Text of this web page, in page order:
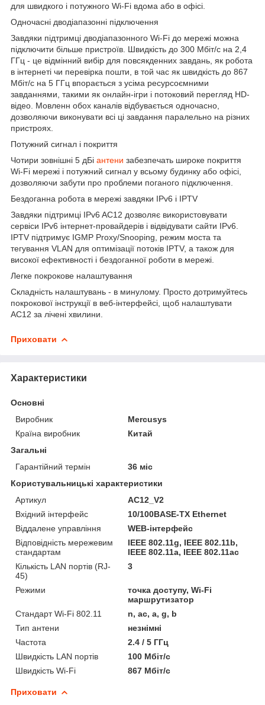
для швидкого і потужного Wi-Fi вдома або в офісі.
Одночасні дводіапазонні підключення
Завдяки підтримці дводіапазонного Wi-Fi до мережі можна
підключити більше пристроїв. Швидкість до 300 Мбіт/с на 2,4
ГГц - це відмінний вибір для повсякденних завдань, як робота
в інтернеті чи перевірка пошти, в той час як швидкість до 867
Мбіт/с на 5 ГГц впорається з усіма ресурсоємними
завданнями, такими як онлайн-ігри і потоковий перегляд HD-
відео. Мовленн обох каналів відбувається одночасно,
дозволяючи виконувати всі ці завдання паралельно на різних
пристроях.
Потужний сигнал і покриття
Чотири зовнішні 5 дБі антени забезпечать широке покриття
Wi-Fi мережі і потужний сигнал у всьому будинку або офісі,
дозволяючи забути про проблеми поганого підключення.
Бездоганна робота в мережі завдяки IPv6 і IPTV
Завдяки підтримці IPv6 AC12 дозволяє використовувати
сервіси IPv6 інтернет-провайдерів і відвідувати сайти IPv6.
IPTV підтримує IGMP Proxy/Snooping, режим моста та
тегування VLAN для оптимізації потоків IPTV, а також для
високої ефективності і бездоганної роботи в мережі.
Легке покрокове налаштування
Складність налаштувань - в минулому. Просто дотримуйтесь
покрокової інструкції в веб-інтерфейсі, щоб налаштувати
AC12 за лічені хвилини.
Приховати
Характеристики
Основні
Виробник
Mercusys
Країна виробник
Китай
Загальні
Гарантійний термін
36 міс
Користувальницькі характеристики
Артикул
AC12_V2
Вхідний інтерфейс
10/100BASE-TX Ethernet
Віддалене управління
WEB-інтерфейс
Відповідність мережевим
стандартам
IEEE 802.11g, IEEE 802.11b,
IEEE 802.11a, IEEE 802.11ac
Кількість LAN портів (RJ-
45)
3
Режими
точка доступу, Wi-Fi
маршрутизатор
Стандарт Wi-Fi 802.11
n, ac, a, g, b
Тип антени
незнімні
Частота
2.4 / 5 ГГц
Швидкість LAN портів
100 Мбіт/с
Швидкість Wi-Fi
867 Мбіт/с
Приховати